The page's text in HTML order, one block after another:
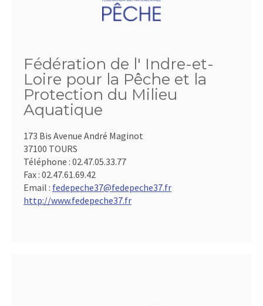
Fédération de l' Indre-et-
Loire pour la Pêche et la
Protection du Milieu
Aquatique
173 Bis Avenue André Maginot
37100 TOURS
Téléphone : 02.47.05.33.77
Fax : 02.47.61.69.42
Email : fedepeche37@fedepeche37.fr
http://www.fedepeche37.fr